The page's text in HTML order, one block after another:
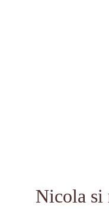
Nicola si